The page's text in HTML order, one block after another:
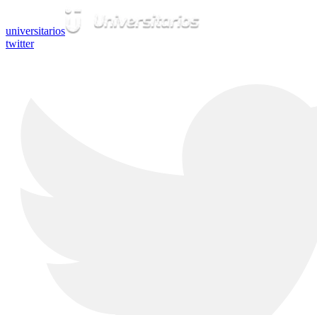
universitarios
twitter